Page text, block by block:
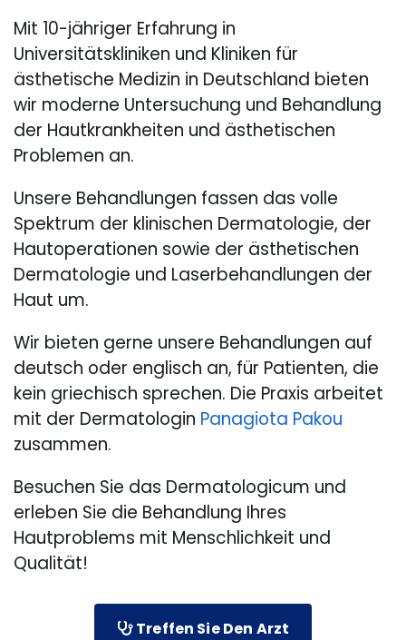
Mit 10-jähriger Erfahrung in
Universitätskliniken und Kliniken für
ästhetische Medizin in Deutschland bieten
wir moderne Untersuchung und Behandlung
der Hautkrankheiten und ästhetischen
Problemen an.
Unsere Behandlungen fassen das volle
Spektrum der klinischen Dermatologie, der
Hautoperationen sowie der ästhetischen
Dermatologie und Laserbehandlungen der
Haut um.
Wir bieten gerne unsere Behandlungen auf
deutsch oder englisch an, für Patienten, die
kein griechisch sprechen. Die Praxis arbeitet
mit der Dermatologin Panagiota Pakou
zusammen.
Besuchen Sie das Dermatologicum und
erleben Sie die Behandlung Ihres
Hautproblems mit Menschlichkeit und
Qualität!
Treffen Sie Den Arzt